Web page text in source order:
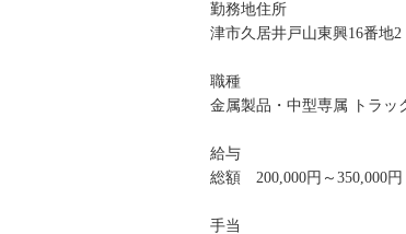
勤務地住所
津市久居井戸山東興16番地2
職種
金属製品・中型専属 トラッ
給与
総額 200,000円～350,000円
手当